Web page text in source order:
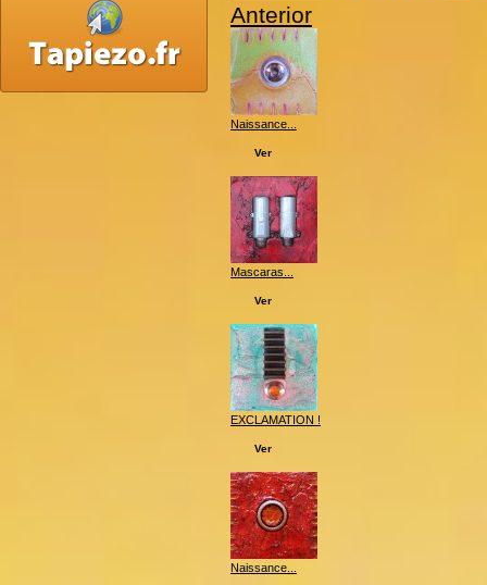
Anterior
Naissance...
Ver
Mascaras...
Ver
EXCLAMATION !
Ver
Naissance...